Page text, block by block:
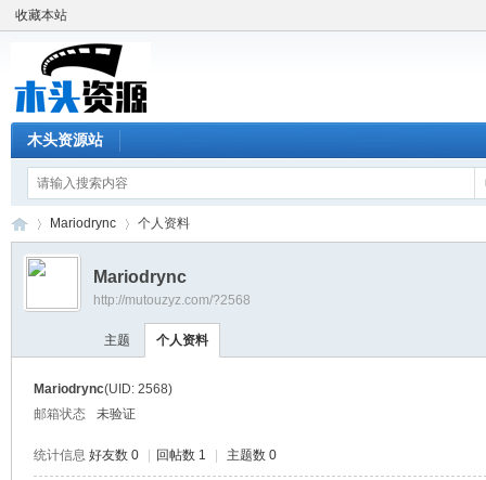
收藏本站
木头资源站
›
Mariodrync 个人资料
Mariodrync
http://mutouzyz.com/?2568
主题 个人资料
Mariodrync(UID: 2568)
邮箱状态
未验证
统计信息 好友数 0 回帖数 1 主题数 0